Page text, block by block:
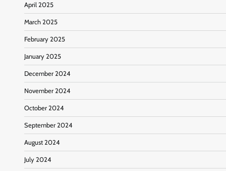
April 2025
March 2025
February 2025
January 2025
December 2024
November 2024
October 2024
September 2024
August 2024
July 2024